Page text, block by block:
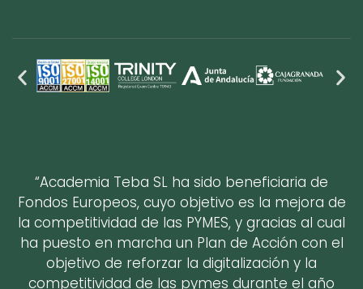
“Academia Teba SL ha sido beneficiaria de
Fondos Europeos, cuyo objetivo es la mejora de
la competitividad de las PYMES, y gracias al cual
ha puesto en marcha un Plan de Acción con el
objetivo de reforzar la digitalización y la
competitividad de las pymes durante el año